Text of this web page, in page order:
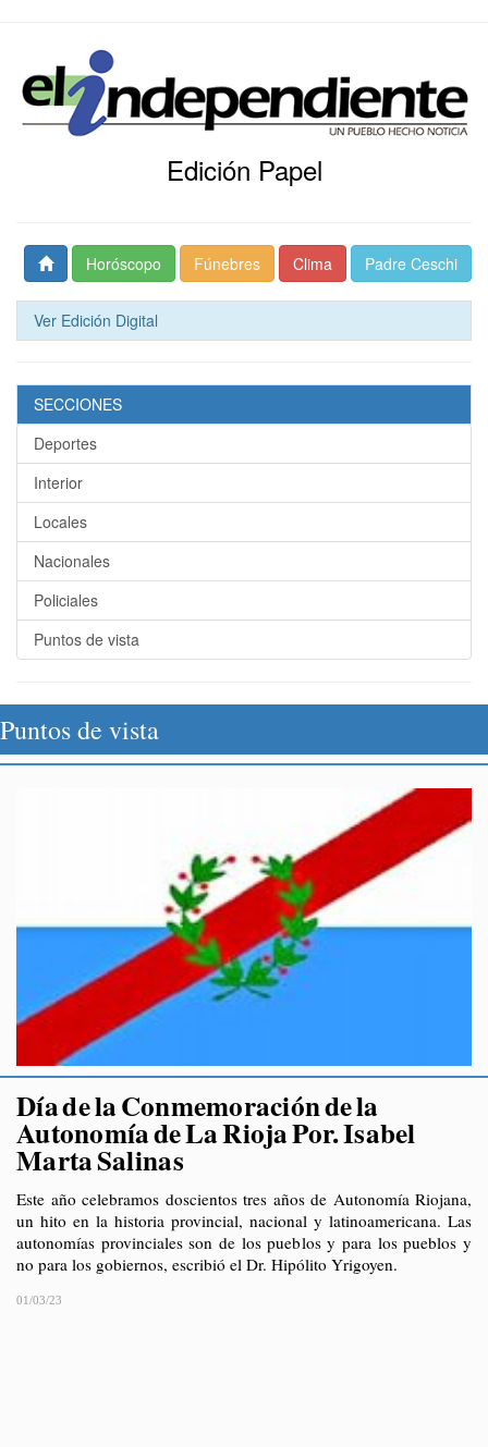
Edición Papel
Horóscopo Fúnebres Clima Padre Ceschi
Ver Edición Digital
SECCIONES
Deportes
Interior
Locales
Nacionales
Policiales
Puntos de vista
Puntos de vista
Día de la Conmemoración de la
Autonomía de La Rioja Por. Isabel
Marta Salinas
Este año celebramos doscientos tres años de Autonomía Riojana,
un hito en la historia provincial, nacional y latinoamericana. Las
autonomías provinciales son de los pueblos y para los pueblos y
no para los gobiernos, escribió el Dr. Hipólito Yrigoyen.
01/03/23